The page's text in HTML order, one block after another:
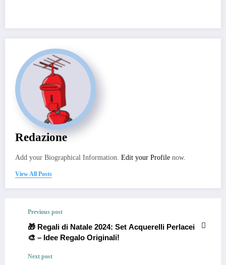
Redazione
Add your Biographical Information. Edit your Profile now.
View All Posts
Previous post
🎁 Regali di Natale 2024: Set Acquerelli Perlacei
🎨 – Idee Regalo Originali!
Next post